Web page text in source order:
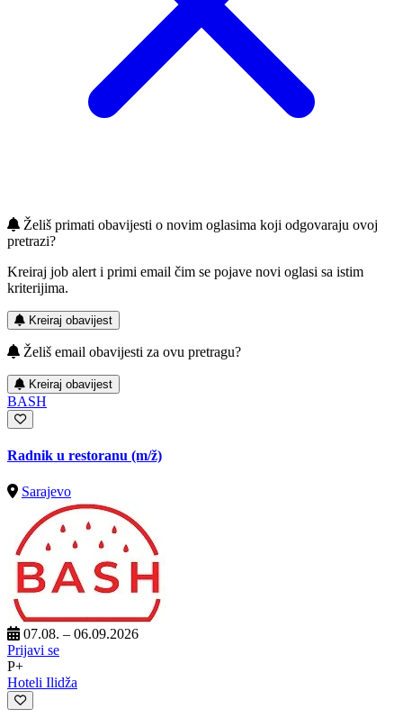
Želiš primati obavijesti o novim oglasima koji odgovaraju ovoj
pretrazi?
Kreiraj job alert i primi email čim se pojave novi oglasi sa istim
kriterijima.
Kreiraj obavijest
Želiš email obavijesti za ovu pretragu?
Kreiraj obavijest
BASH
Radnik u restoranu (m/ž)
Sarajevo
07.08. – 06.09.2026
Prijavi se
P+
Hoteli Ilidža